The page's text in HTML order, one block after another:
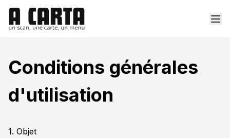
Conditions générales
d'utilisation
1. Objet